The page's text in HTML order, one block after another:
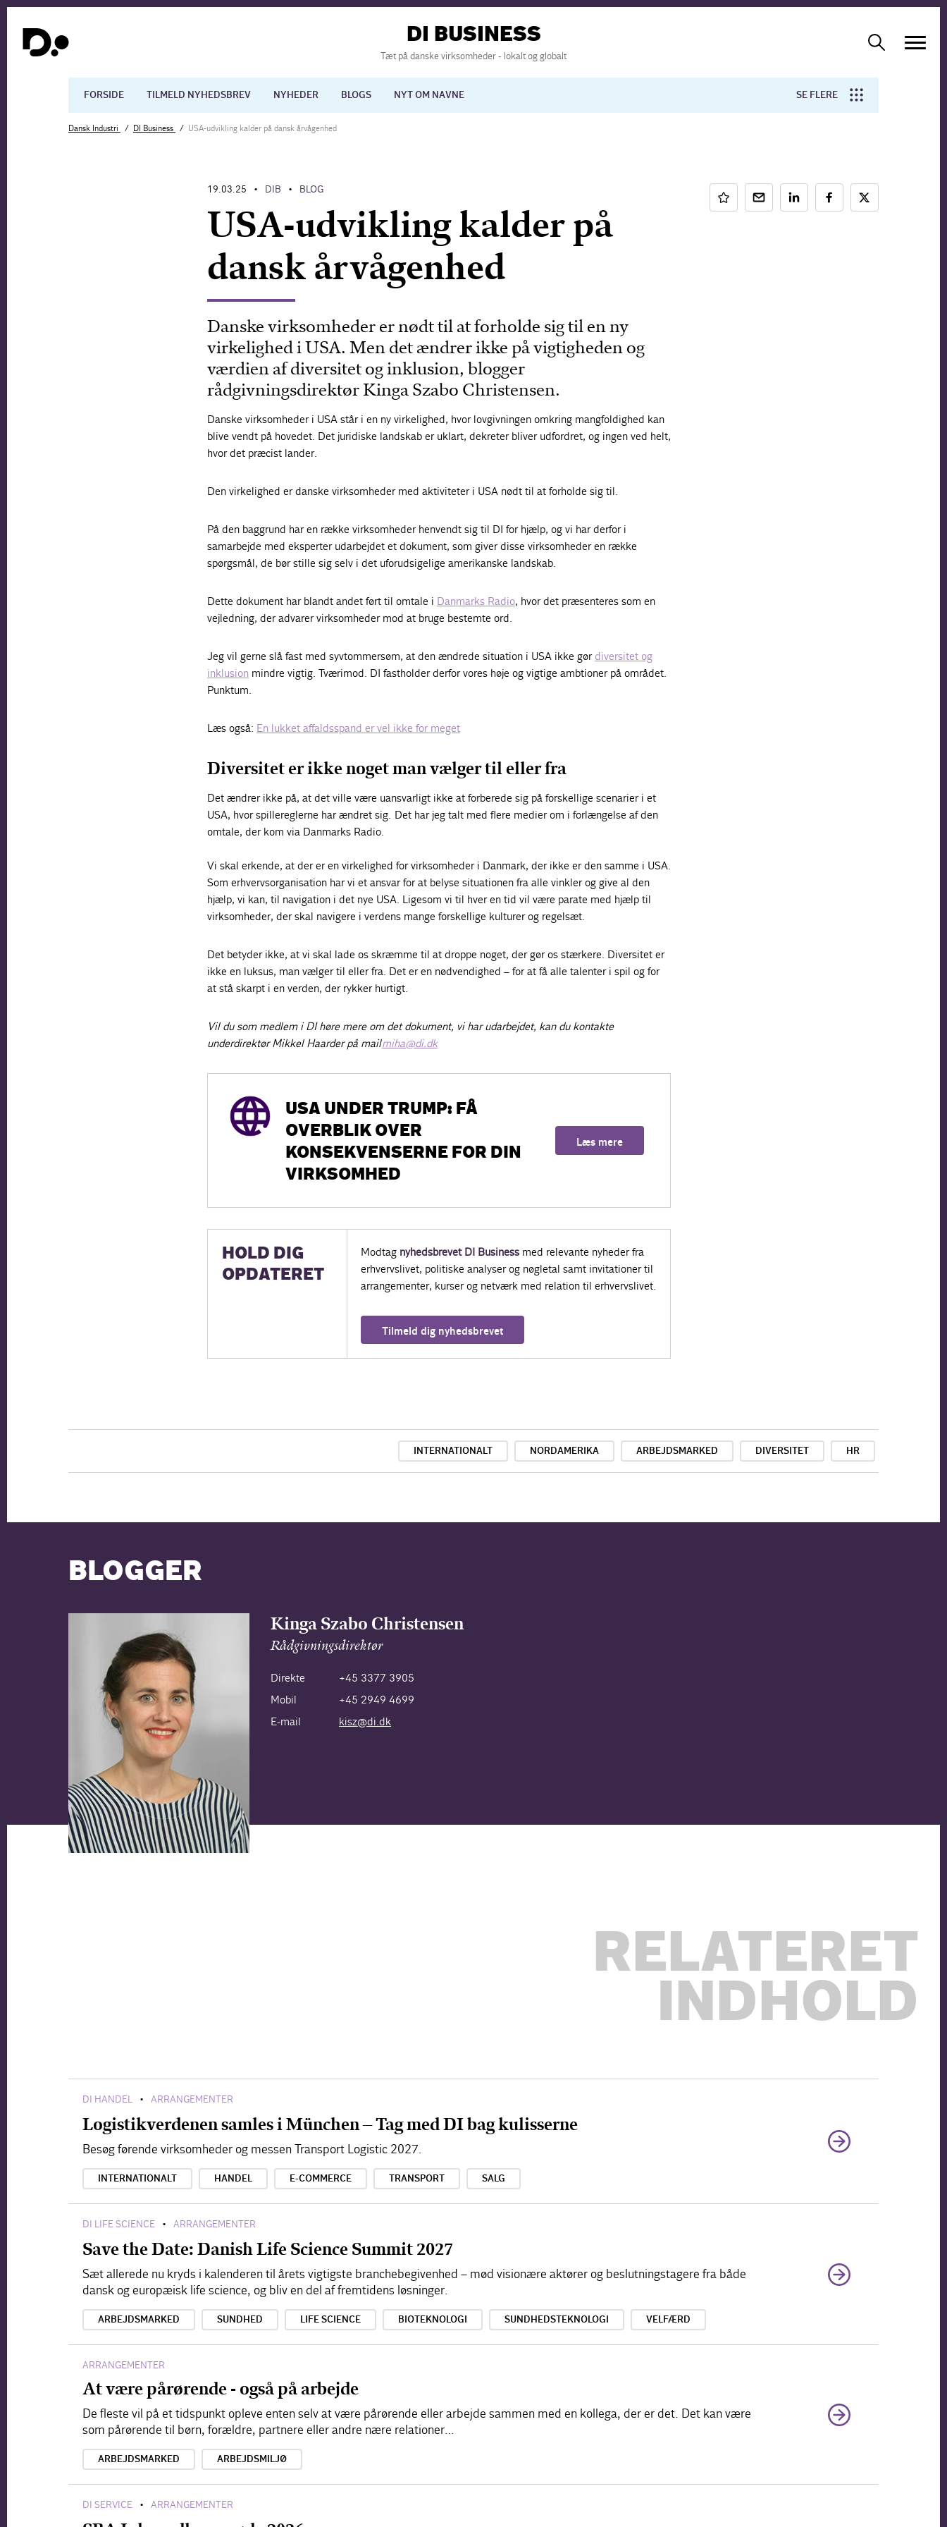
DI BUSINESS
Tæt på danske virksomheder - lokalt og globalt
FORSIDE TILMELD NYHEDSBREV NYHEDER BLOGS NYT OM NAVNE SE FLERE
Forskning
Dansk Industri DI Business USA-udvikling kalder på dansk årvågenhed
19.03.25 • DIB • BLOG
USA-udvikling kalder på
dansk årvågenhed
Danske virksomheder er nødt til at forholde sig til en ny
virkelighed i USA. Men det ændrer ikke på vigtigheden og
værdien af diversitet og inklusion, blogger
rådgivningsdirektør Kinga Szabo Christensen.
Danske virksomheder i USA står i en ny virkelighed, hvor lovgivningen omkring mangfoldighed kan
blive vendt på hovedet. Det juridiske landskab er uklart, dekreter bliver udfordret, og ingen ved helt,
hvor det præcist lander.
Den virkelighed er danske virksomheder med aktiviteter i USA nødt til at forholde sig til.
På den baggrund har en række virksomheder henvendt sig til DI for hjælp, og vi har derfor i
samarbejde med eksperter udarbejdet et dokument, som giver disse virksomheder en række
spørgsmål, de bør stille sig selv i det uforudsigelige amerikanske landskab.
Dette dokument har blandt andet ført til omtale i Danmarks Radio, hvor det præsenteres som en
vejledning, der advarer virksomheder mod at bruge bestemte ord.
Jeg vil gerne slå fast med syvtommersøm, at den ændrede situation i USA ikke gørdiversitet og
inklusionmindre vigtig. Tværimod. DI fastholder derfor vores høje og vigtige ambtioner på området.
Punktum.
Læs også: En lukket affaldsspand er vel ikke for meget
Diversitet er ikke noget man vælger til eller fra
Det ændrer ikke på, at det ville være uansvarligt ikke at forberede sig på forskellige scenarier i et
USA, hvor spillereglerne har ændret sig. Det har jeg talt med flere medier om i forlængelse af den
omtale, der kom via Danmarks Radio.
Vi skal erkende, at der er en virkelighed for virksomheder i Danmark, der ikke er den samme i USA.
Som erhvervsorganisation har vi et ansvar for at belyse situationen fra alle vinkler og give al den
hjælp, vi kan, til navigation i det nye USA. Ligesom vi til hver en tid vil være parate med hjælp til
virksomheder, der skal navigere i verdens mange forskellige kulturer og regelsæt.
Det betyder ikke, at vi skal lade os skræmme til at droppe noget, der gør os stærkere. Diversitet er
ikke en luksus, man vælger til eller fra. Det er en nødvendighed – for at få alle talenter i spil og for
at stå skarpt i en verden, der rykker hurtigt.
Vil du som medlem i DI høre mere om det dokument, vi har udarbejdet, kan du kontakte
underdirektør Mikkel Haarder på mailmiha@di.dk
USA UNDER TRUMP: FÅ
OVERBLIK OVER
KONSEKVENSERNE FOR DIN
VIRKSOMHED
Læs mere
HOLD DIG
OPDATERET
Modtag nyhedsbrevet DI Businessmed relevante nyheder fra
erhvervslivet, politiske analyser og nøgletal samt invitationer til
arrangementer, kurser og netværk med relation til erhvervslivet.
Tilmeld dig nyhedsbrevet
INTERNATIONALT NORDAMERIKA ARBEJDSMARKED DIVERSITET HR
BLOGGER
Kinga Szabo Christensen
Rådgivningsdirektør
Direkte
+45 3377 3905
Mobil
+45 2949 4699
E-mail
kisz@di.dk
RELATERET
INDHOLD
DI HANDEL • ARRANGEMENTER
Logistikverdenen samles i München – Tag med DI bag kulisserne
Besøg førende virksomheder og messen Transport Logistic 2027.
INTERNATIONALT HANDEL E-COMMERCE TRANSPORT SALG
DI LIFE SCIENCE • ARRANGEMENTER
Save the Date: Danish Life Science Summit 2027
Sæt allerede nu kryds i kalenderen til årets vigtigste branchebegivenhed – mød visionære aktører og beslutningstagere fra både
dansk og europæisk life science, og bliv en del af fremtidens løsninger.
ARBEJDSMARKED SUNDHED LIFE SCIENCE BIOTEKNOLOGI SUNDHEDSTEKNOLOGI VELFÆRD
ARRANGEMENTER
At være pårørende - også på arbejde
De fleste vil på et tidspunkt opleve enten selv at være pårørende eller arbejde sammen med en kollega, der er det. Det kan være
som pårørende til børn, forældre, partnere eller andre nære relationer…
ARBEJDSMARKED ARBEJDSMILJØ
DI SERVICE • ARRANGEMENTER